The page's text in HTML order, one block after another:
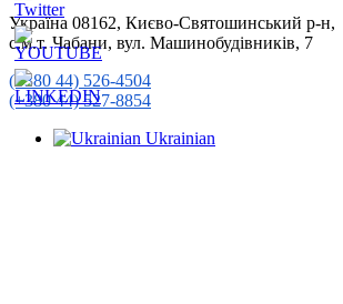
Україна 08162, Києво-Святошинський р-н,
с.м.т. Чабани, вул. Машинобудівників, 7
(+380 44) 526-4504
(+380 44) 527-8854
Ukrainian